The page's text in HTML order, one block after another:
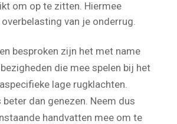
dan voor dat je een rechte
om op te zitten. Hiermee
besproken zijn het met name
die mee spelen bij het
lage rugklachten.
dan genezen. Neem dus